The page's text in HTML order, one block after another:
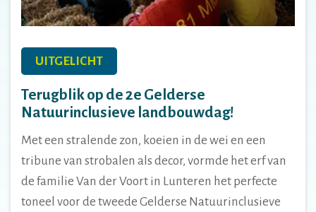
UITGELICHT
Terugblik op de 2e Gelderse
Natuurinclusieve landbouwdag!
Met een stralende zon, koeien in de wei en een
tribune van strobalen als decor, vormde het erf van
de familie Van der Voort in Lunteren het perfecte
toneel voor de tweede Gelderse Natuurinclusieve